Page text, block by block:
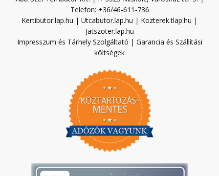
Telefon: +36/46-611-736
Kertibutor.lap.hu | Utcabutor.lap.hu | Kozterek.tlap.hu |
Jatszoter.lap.hu
Impresszum és Tárhely Szolgáltató | Garancia és Szállítási
költségek